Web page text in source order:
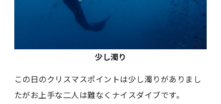
少し濁り
この日のクリスマスポイントは少し濁りがありまし
たがお上手な二人は難なくナイスダイブです。